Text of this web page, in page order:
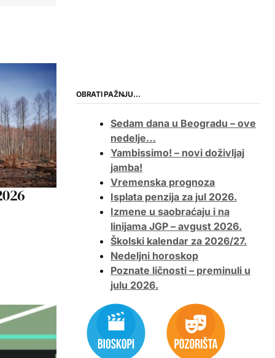
OBRATI PAŽNJU…
Sedam dana u Beogradu – ove
nedelje…
Yambissimo! – novi doživljaj
jamba!
Vremenska prognoza
Isplata penzija za jul 2026.
Izmene u saobraćaju i na
linijama JGP – avgust 2026.
Školski kalendar za 2026/27.
Nedeljni horoskop
Poznate ličnosti – preminuli u
julu 2026.